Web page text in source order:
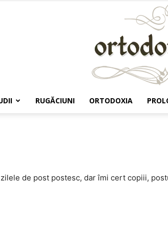
RUGĂCIUNI ORTODOXIA
de post postesc, dar îmi cert copiii,